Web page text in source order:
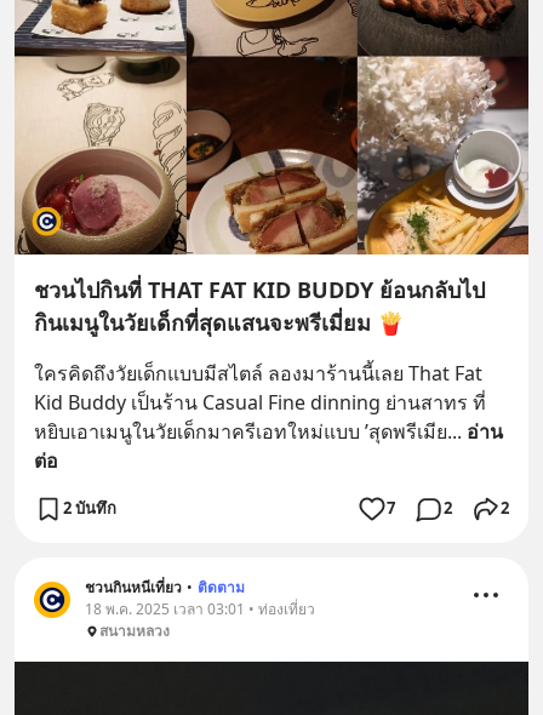
ชวนไปกินที่ THAT FAT KID BUDDY ย้อนกลับไป
กินเมนูในวัยเด็กที่สุดแสนจะพรีเมี่ยม 🍟
ใครคิดถึงวัยเด็กแบบมีสไตล์ ลองมาร้านนี้เลย That Fat
Kid Buddy เป็นร้าน Casual Fine dinning ย่านสาทร ที่
หยิบเอาเมนูในวัยเด็กมาครีเอทใหม่แบบ ’สุดพรีเมีย... อ่าน
ต่อ
2 บันทึก 7 2 2
ชวนกินหนีเที่ยว • ติดตาม
18 พ.ค. 2025 เวลา 03:01 • ท่องเที่ยว
สนามหลวง